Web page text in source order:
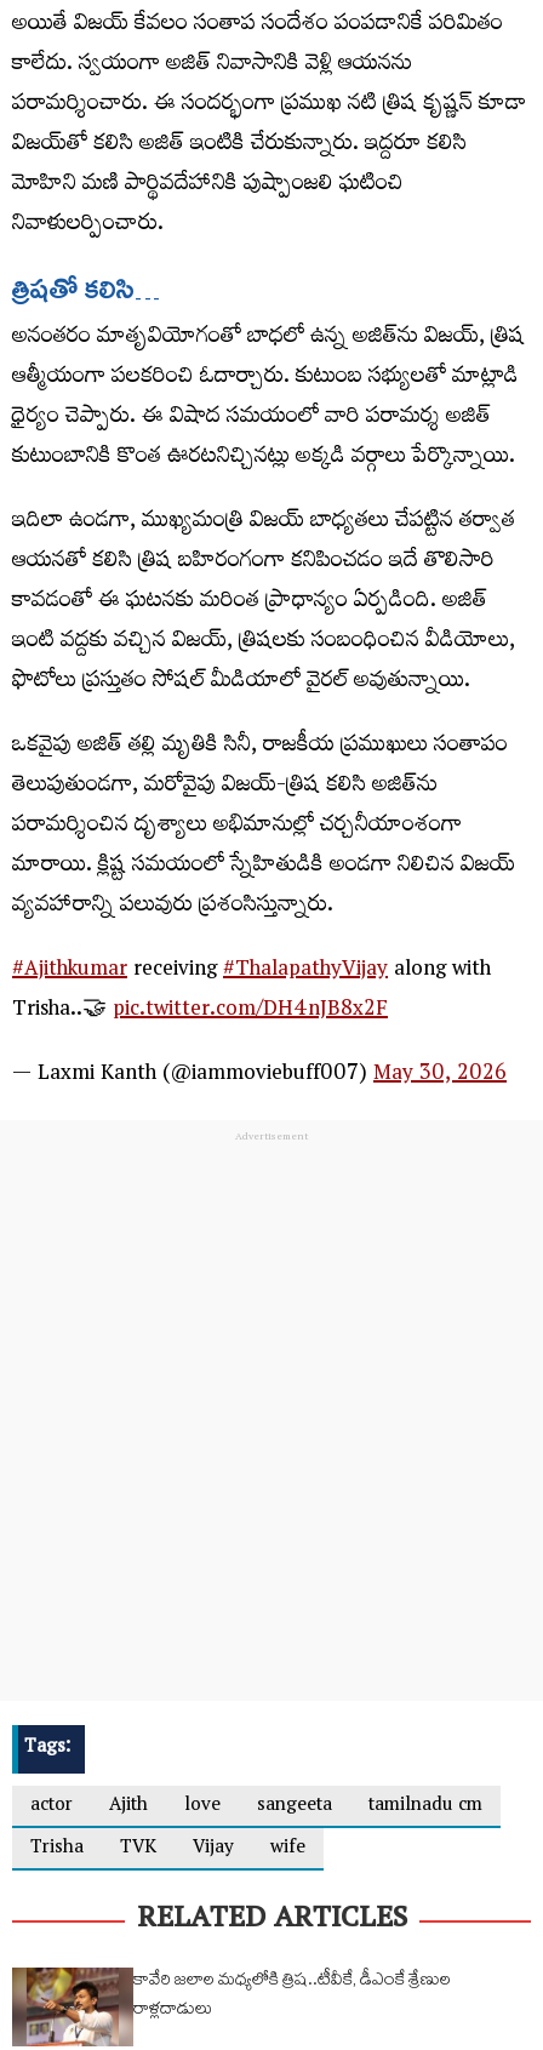
అయితే విజయ్ కేవలం సంతాప సందేశం పంపడానికే పరిమితం
కాలేదు. స్వయంగా అజిత్ నివాసానికి వెళ్లి ఆయనను
పరామర్శించారు. ఈ సందర్భంగా ప్రముఖ నటి త్రిష కృష్ణన్ కూడా
విజయ్‌తో కలిసి అజిత్ ఇంటికి చేరుకున్నారు. ఇద్దరూ కలిసి
మోహిని మణి పార్థివదేహానికి పుష్పాంజలి ఘటించి
నివాళులర్పించారు.
త్రిష‌తో క‌లిసి…
అనంతరం మాతృవియోగంతో బాధలో ఉన్న అజిత్‌ను విజయ్, త్రిష
ఆత్మీయంగా పలకరించి ఓదార్చారు. కుటుంబ సభ్యులతో మాట్లాడి
ధైర్యం చెప్పారు. ఈ విషాద సమయంలో వారి పరామర్శ అజిత్
కుటుంబానికి కొంత ఊరటనిచ్చినట్లు అక్కడి వర్గాలు పేర్కొన్నాయి.
ఇదిలా ఉండగా, ముఖ్యమంత్రి విజయ్ బాధ్యతలు చేపట్టిన తర్వాత
ఆయనతో కలిసి త్రిష బహిరంగంగా కనిపించడం ఇదే తొలిసారి
కావడంతో ఈ ఘటనకు మరింత ప్రాధాన్యం ఏర్పడింది. అజిత్
ఇంటి వద్దకు వచ్చిన విజయ్, త్రిషలకు సంబంధించిన వీడియోలు,
ఫొటోలు ప్రస్తుతం సోషల్ మీడియాలో వైరల్ అవుతున్నాయి.
ఒకవైపు అజిత్ తల్లి మృతికి సినీ, రాజకీయ ప్రముఖులు సంతాపం
తెలుపుతుండగా, మరోవైపు విజయ్-త్రిష కలిసి అజిత్‌ను
పరామర్శించిన దృశ్యాలు అభిమానుల్లో చర్చనీయాంశంగా
మారాయి. క్లిష్ట సమయంలో స్నేహితుడికి అండగా నిలిచిన విజయ్
వ్యవహారాన్ని పలువురు ప్రశంసిస్తున్నారు.
#Ajithkumarreceiving#ThalapathyVijayalong with
Trisha..🤝pic.twitter.com/DH4nJB8x2F
— Laxmi Kanth (@iammoviebuff007)May 30, 2026
Tags:
actor
Ajith love sangeeta
tamilnadu cm
Trisha
TVK Vijay wife
RELATED ARTICLES
కావేరి జలాల మధ్యలోకి త్రిష..టీవీకే, డీఎంకే శ్రేణుల
రాళ్లదాడులు